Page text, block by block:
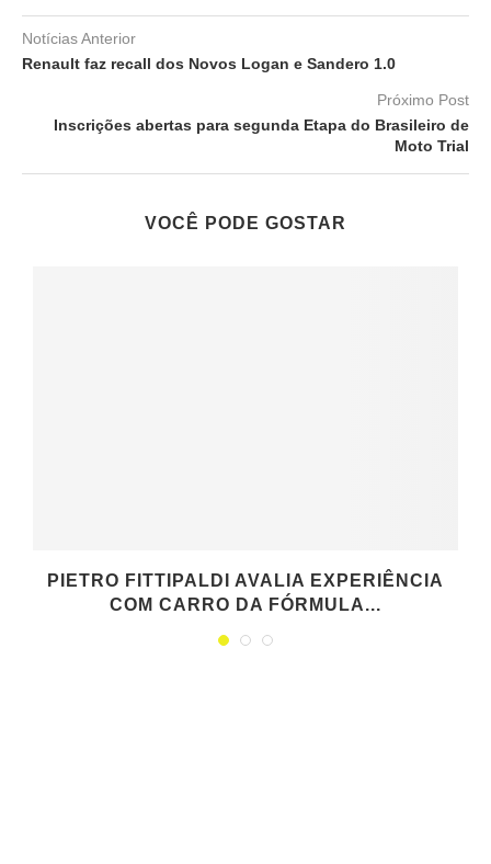
Notícias Anterior
Renault faz recall dos Novos Logan e Sandero 1.0
Próximo Post
Inscrições abertas para segunda Etapa do Brasileiro de
Moto Trial
VOCÊ PODE GOSTAR
PIETRO FITTIPALDI AVALIA EXPERIÊNCIA
COM CARRO DA FÓRMULA...